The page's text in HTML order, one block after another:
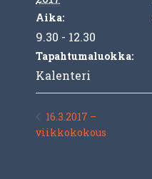
Aika:
9.30 - 12.30
Tapahtumaluokka:
Kalenteri
16.3.2017 –
viikkokokous